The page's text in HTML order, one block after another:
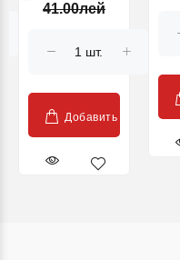
BUCATI №.64,
41.00лей
Добавить